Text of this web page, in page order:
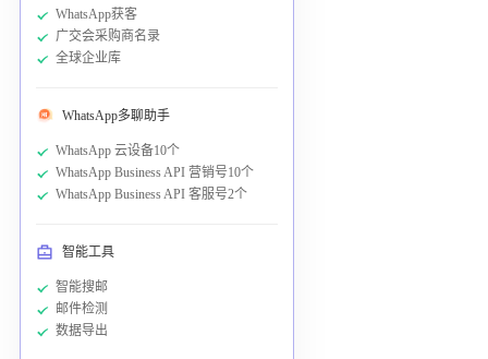
WhatsApp获客
广交会采购商名录
全球企业库
WhatsApp多聊助手
WhatsApp 云设备10个
WhatsApp Business API 营销号10个
WhatsApp Business API 客服号2个
智能工具
智能搜邮
邮件检测
数据导出